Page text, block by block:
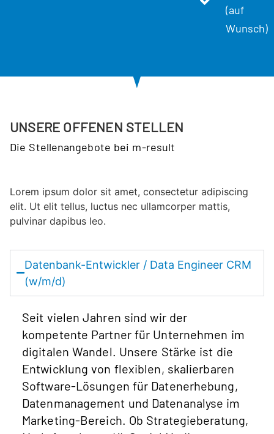
(auf
Wunsch)
UNSERE OFFENEN STELLEN
Die Stellen­angebote bei m-result
Lorem ipsum dolor sit amet, consectetur adipiscing
elit. Ut elit tellus, luctus nec ullamcorper mattis,
pulvinar dapibus leo.
Datenbank-Entwickler / Data Engineer CRM
(w/m/d)
Seit vielen Jahren sind wir der
kompetente Partner für Unternehmen im
digitalen Wandel. Unsere Stärke ist die
Entwicklung von flexiblen, skalierbaren
Software-Lösungen für Datenerhebung,
Datenmanagement und Datenanalyse im
Marketing-Bereich. Ob Strategieberatung,